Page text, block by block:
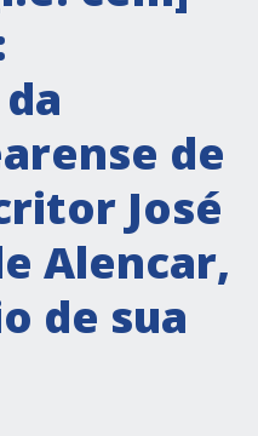
de
José
Alencar,
de sua